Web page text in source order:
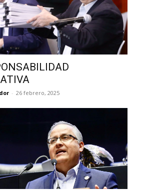
- 26 febrero, 2025